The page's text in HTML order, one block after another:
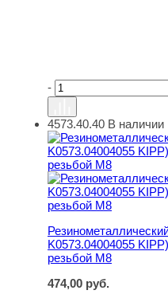
-
4573.40.40 В наличии
K0573.04004055
резьбой M8
474,00 руб.